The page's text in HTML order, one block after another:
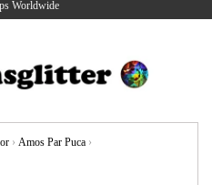
Worldwide
› Amos Par Puca ›